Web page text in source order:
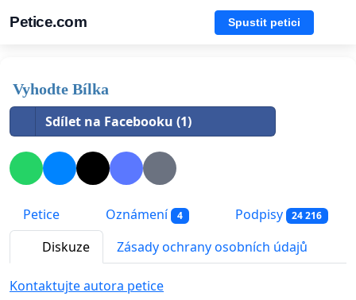
Petice.com Spustit petici
Vyhodte Bílka
Sdílet na Facebooku (1)
Petice Oznámení 4 Podpisy 24 216
Diskuze Zásady ochrany osobních údajů
Kontaktujte autora petice